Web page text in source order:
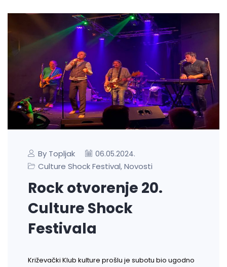
By Topljak 06.05.2024.
Culture Shock Festival, Novosti
Rock otvorenje 20.
Culture Shock
Festivala
Križevački Klub kulture prošlu je subotu bio ugodno